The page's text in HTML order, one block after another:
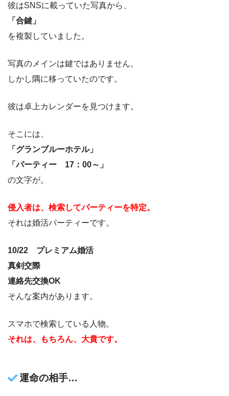
彼はSNSに載っていた写真から、
「合鍵」
を複製していました。
写真のメインは鍵ではありません。
しかし隅に移っていたのです。
彼は卓上カレンダーを見つけます。
そこには、
「グランブルーホテル」
「パーティー 17：00～」
の文字が。
侵入者は、検索してパーティーを特定。
それは婚活パーティーです。
10/22 プレミアム婚活
真剣交際
連絡先交換OK
そんな案内があります。
スマホで検索している人物。
それは、もちろん、大貴です。
運命の相手…